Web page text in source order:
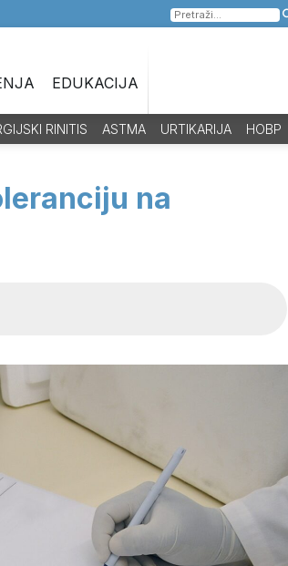
Pretraga
za:
EDUKACIJA
RINITIS ASTMA URTIKARIJA HOBP
na